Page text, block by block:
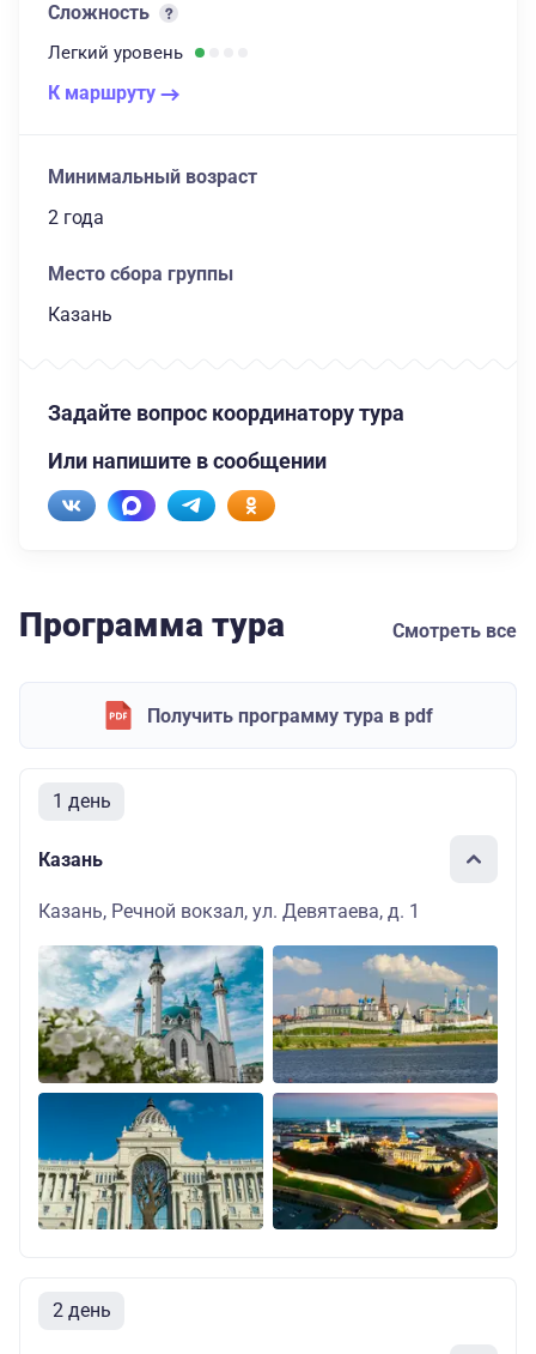
Сложность
Легкий уровень
К маршруту
Минимальный возраст
2 года
Место сбора группы
Казань
Задайте вопрос координатору тура
Или напишите в сообщении
Программа тура Смотреть все
Получить программу тура в pdf
1 день
Казань
Казань, Речной вокзал, ул. Девятаева, д. 1
2 день